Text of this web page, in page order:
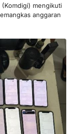
(Komdigi) mengikuti
anggaran